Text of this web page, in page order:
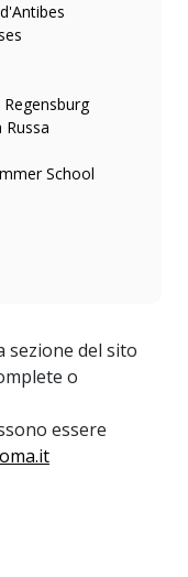
School
sezione del sito
o
essere